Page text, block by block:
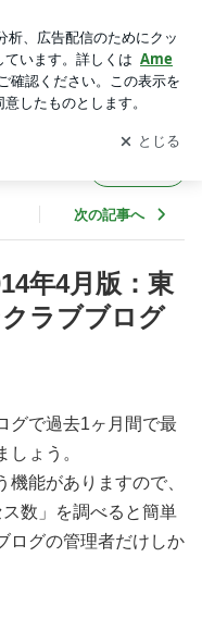
ラブブログ
知
を受け取りまし
開く
次の記事へ
年4月版：東
ラブブログ
グで過去1ヶ月間で最
ょう。
能がありますので、
数」を調べると簡単
ログの管理者だけしか